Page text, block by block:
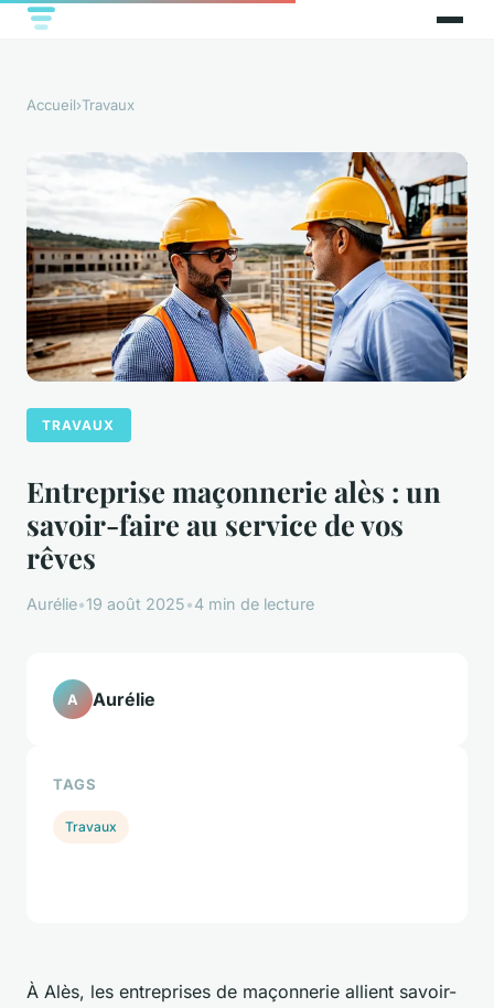
Accueil›Travaux
TRAVAUX
Entreprise maçonnerie alès : un
savoir-faire au service de vos
rêves
Aurélie•19 août 2025•4 min de lecture
À Alès, les entreprises de maçonnerie allient savoir-
A Aurélie
TAGS
Travaux